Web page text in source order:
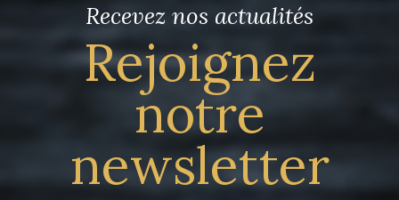
Recevez nos actualités
Rejoignez
notre
newsletter